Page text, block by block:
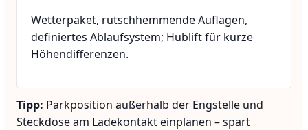
Wetterpaket, rutschhemmende Auflagen,
definiertes Ablaufsystem; Hublift für kurze
Höhendifferenzen.
Tipp: Parkposition außerhalb der Engstelle und
Steckdose am Ladekontakt einplanen – spart